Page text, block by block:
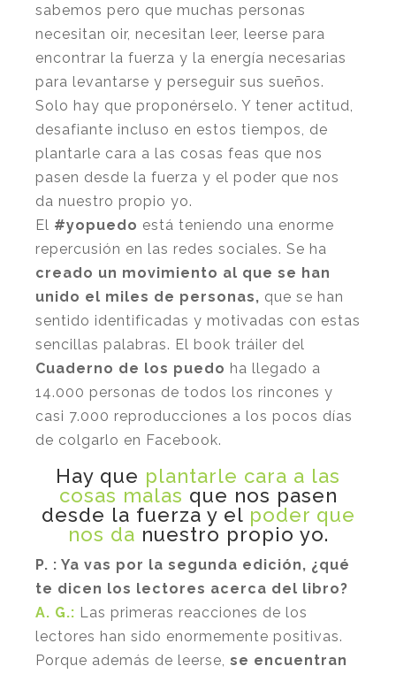
sabemos pero que muchas personas
necesitan oir, necesitan leer, leerse para
encontrar la fuerza y la energía necesarias
para levantarse y perseguir sus sueños.
Solo hay que proponérselo. Y tener actitud,
desafiante incluso en estos tiempos, de
plantarle cara a las cosas feas que nos
pasen desde la fuerza y el poder que nos
da nuestro propio yo.
El #yopuedo está teniendo una enorme
repercusión en las redes sociales. Se ha
creado un movimiento al que se han
unido el miles de personas, que se han
sentido identificadas y motivadas con estas
sencillas palabras. El book tráiler del
Cuaderno de los puedo ha llegado a
14.000 personas de todos los rincones y
casi 7.000 reproducciones a los pocos días
de colgarlo en Facebook.
Hay que plantarle cara a las
cosas malas que nos pasen
desde la fuerza y el poder que
nos da nuestro propio yo.
P. : Ya vas por la segunda edición, ¿qué
te dicen los lectores acerca del libro?
A. G.: Las primeras reacciones de los
lectores han sido enormemente positivas.
Porque además de leerse, se encuentran